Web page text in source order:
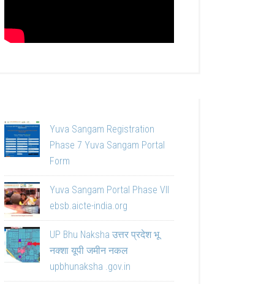
Yuva Sangam Registration
Phase 7 Yuva Sangam Portal
Form
Yuva Sangam Portal Phase VII
ebsb.aicte-india.org
UP Bhu Naksha उत्तर प्रदेश भू
नक्शा यूपी जमीन नकल
upbhunaksha .gov.in